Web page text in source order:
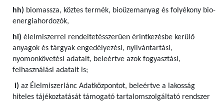
hh) biomassza, köztes termék, bioüzemanyag és folyékony bio-
energiahordozók,
hi) élelmiszerrel rendeltetésszerűen érintkezésbe kerülő
anyagok és tárgyak engedélyezési, nyilvántartási,
nyomonkövetési adatait, beleértve azok fogyasztási,
felhasználási adatait is;
i) az Élelmiszerlánc Adatközpontot, beleértve a lakosság
hiteles tájékoztatását támogató tartalomszolgáltató rendszer